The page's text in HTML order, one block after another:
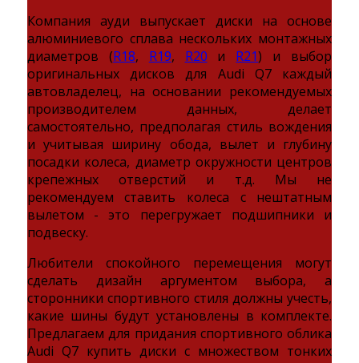
Компания ауди выпускает диски на основе
алюминиевого сплава нескольких монтажных
диаметров (R18, R19, R20 и R21) и выбор
оригинальных дисков для Audi Q7 каждый
автовладелец, на основании рекомендуемых
производителем данных, делает
самостоятельно, предполагая стиль вождения
и учитывая ширину обода, вылет и глубину
посадки колеса, диаметр окружности центров
крепежных отверстий и т.д. Мы не
рекомендуем ставить колеса с нештатным
вылетом - это перегружает подшипники и
подвеску.
Любители спокойного перемещения могут
сделать дизайн аргументом выбора, а
сторонники спортивного стиля должны учесть,
какие шины будут установлены в комплекте.
Предлагаем для придания спортивного облика
Audi Q7 купить диски с множеством тонких